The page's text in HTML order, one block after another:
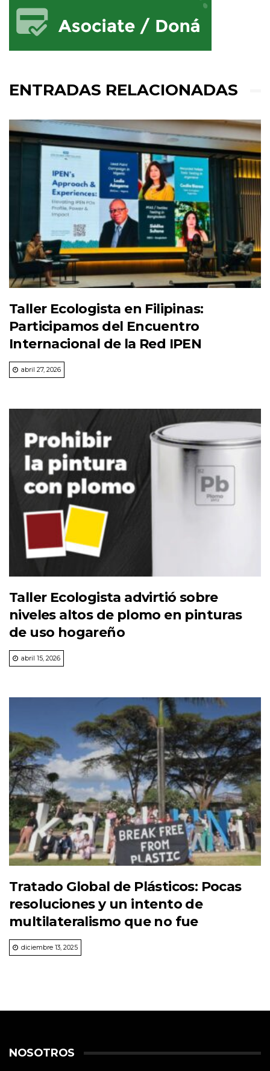
ENTRADAS RELACIONADAS
Taller Ecologista en Filipinas:
Participamos del Encuentro
Internacional de la Red IPEN
abril 27, 2026
Taller Ecologista advirtió sobre
niveles altos de plomo en pinturas
de uso hogareño
abril 15, 2026
Tratado Global de Plásticos: Pocas
resoluciones y un intento de
multilateralismo que no fue
diciembre 13, 2025
NOSOTROS